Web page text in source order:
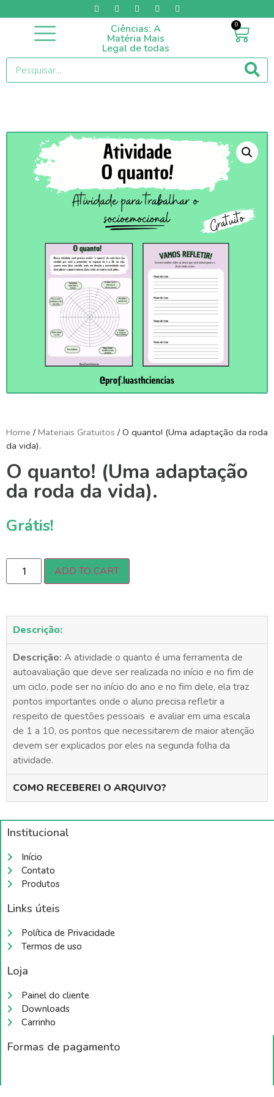
Ciências: A
Matéria Mais
Legal de todas
0
Home /Materiais Gratuitos / O quanto! (Uma adaptação da roda
da vida).
O quanto! (Uma adaptação
da roda da vida).
Grátis!
ADD TO CART
Descrição:
Descrição: A atividade o quanto é uma ferramenta de
autoavaliação que deve ser realizada no início e no fim de
um ciclo, pode ser no início do ano e no fim dele, ela traz
pontos importantes onde o aluno precisa refletir a
respeito de questões pessoais e avaliar em uma escala
de 1 a 10, os pontos que necessitarem de maior atenção
devem ser explicados por eles na segunda folha da
atividade.
COMO RECEBEREI O ARQUIVO?
Institucional
Início
Contato
Produtos
Links úteis
Política de Privacidade
Termos de uso
Loja
Painel do cliente
Downloads
Carrinho
Formas de pagamento